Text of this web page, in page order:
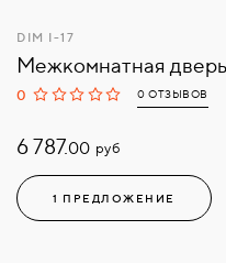
DIM I-17
Межкомнатная
0 0 ОТЗЫВОВ
6 787.00 руб
1 ПРЕДЛОЖЕНИЕ